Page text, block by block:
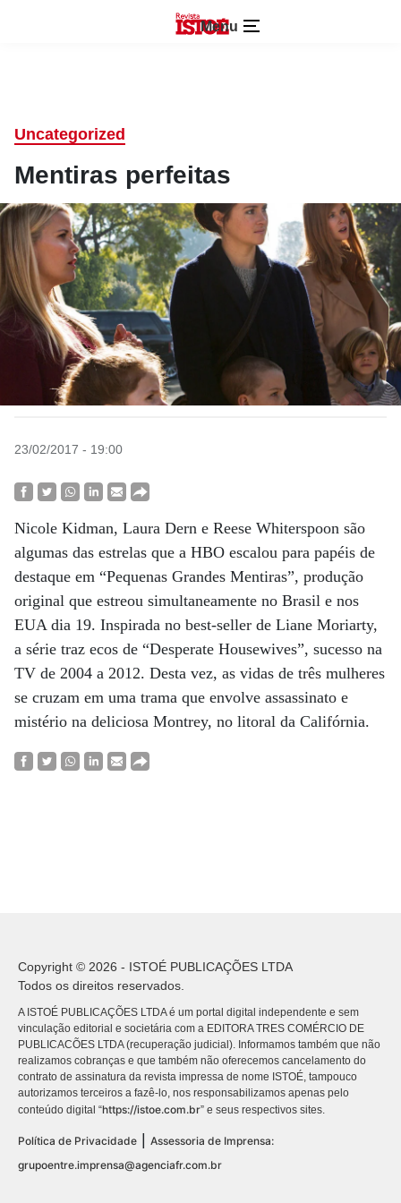
Menu
Uncategorized
Mentiras perfeitas
23/02/2017 - 19:00
Nicole Kidman, Laura Dern e Reese Whiterspoon são
algumas das estrelas que a HBO escalou para papéis de
destaque em “Pequenas Grandes Mentiras”, produção
original que estreou simultaneamente no Brasil e nos
EUA dia 19. Inspirada no best-seller de Liane Moriarty,
a série traz ecos de “Desperate Housewives”, sucesso na
TV de 2004 a 2012. Desta vez, as vidas de três mulheres
se cruzam em uma trama que envolve assassinato e
mistério na deliciosa Montrey, no litoral da Califórnia.
Copyright © 2026 - ISTOÉ PUBLICAÇÕES LTDA
Todos os direitos reservados.
A ISTOÉ PUBLICAÇÕES LTDA é um portal digital independente e sem
vinculação editorial e societária com a EDITORA TRES COMÉRCIO DE
PUBLICACÕES LTDA (recuperação judicial). Informamos também que não
realizamos cobranças e que também não oferecemos cancelamento do
contrato de assinatura da revista impressa de nome ISTOÉ, tampouco
autorizamos terceiros a fazê-lo, nos responsabilizamos apenas pelo
conteúdo digital “https://istoe.com.br” e seus respectivos sites.
Política de Privacidade
Assessoria de Imprensa:
grupoentre.imprensa@agenciafr.com.br